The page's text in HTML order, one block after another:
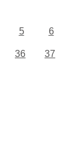
5 6
36 37